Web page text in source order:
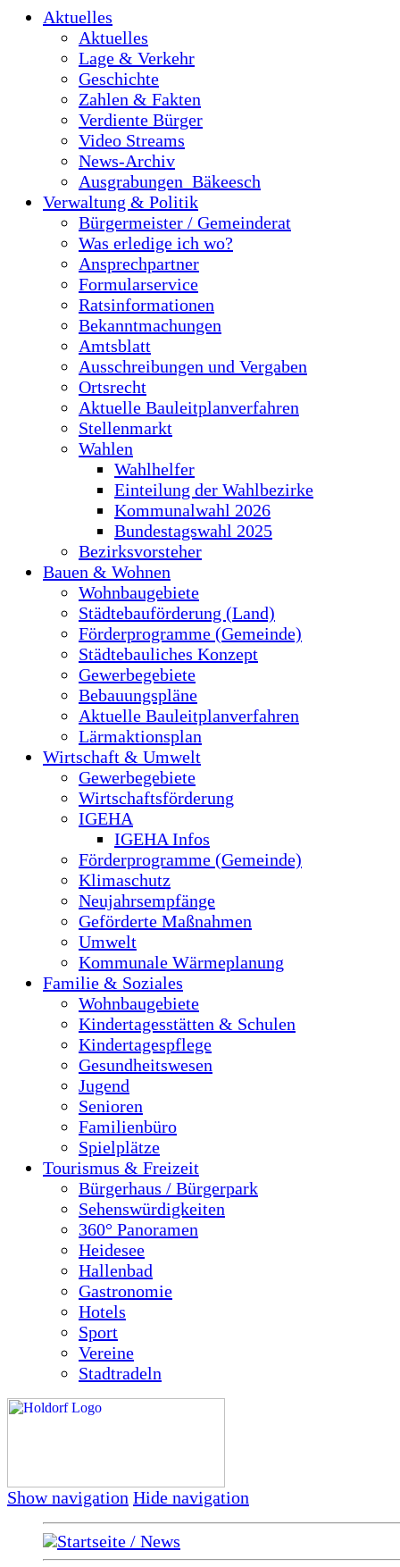
Aktuelles
Aktuelles
Lage & Verkehr
Geschichte
Zahlen & Fakten
Verdiente Bürger
Video Streams
News-Archiv
Ausgrabungen_Bäkeesch
Verwaltung & Politik
Bürgermeister / Gemeinderat
Was erledige ich wo?
Ansprechpartner
Formularservice
Ratsinformationen
Bekanntmachungen
Amtsblatt
Ausschreibungen und Vergaben
Ortsrecht
Aktuelle Bauleitplanverfahren
Stellenmarkt
Wahlen
Wahlhelfer
Einteilung der Wahlbezirke
Kommunalwahl 2026
Bundestagswahl 2025
Bezirksvorsteher
Bauen & Wohnen
Wohnbaugebiete
Städtebauförderung (Land)
Förderprogramme (Gemeinde)
Städtebauliches Konzept
Gewerbegebiete
Bebauungspläne
Aktuelle Bauleitplanverfahren
Lärmaktionsplan
Wirtschaft & Umwelt
Gewerbegebiete
Wirtschaftsförderung
IGEHA
IGEHA Infos
Förderprogramme (Gemeinde)
Klimaschutz
Neujahrsempfänge
Geförderte Maßnahmen
Umwelt
Kommunale Wärmeplanung
Familie & Soziales
Wohnbaugebiete
Kindertagesstätten & Schulen
Kindertagespflege
Gesundheitswesen
Jugend
Senioren
Familienbüro
Spielplätze
Tourismus & Freizeit
Bürgerhaus / Bürgerpark
Sehenswürdigkeiten
360° Panoramen
Heidesee
Hallenbad
Gastronomie
Hotels
Sport
Vereine
Stadtradeln
Show navigation Hide navigation
Startseite / News